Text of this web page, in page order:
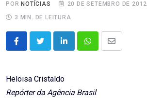
POR NOTÍCIAS
20 DE SETEMBRO DE 2012
3 MIN. DE LEITURA
LinkedInWhatsappShare
Heloisa Cristaldo
Repórter da Agência Brasil